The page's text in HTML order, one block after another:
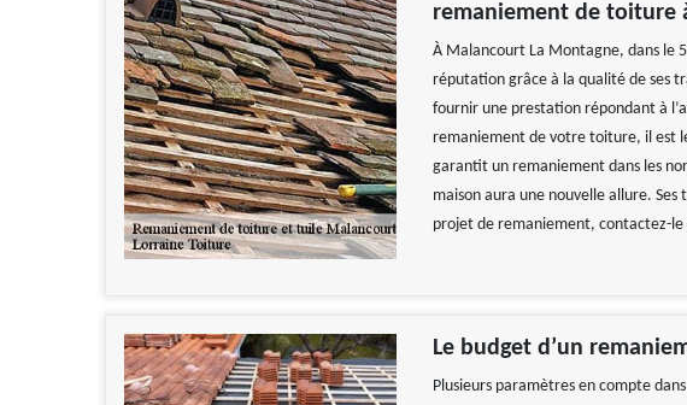
remaniement de toiture
À Malancourt La Montagne, dans le
réputation grâce à la qualité de ses
fournir une prestation répondant à
remaniement de votre toiture, il est
garantit un remaniement dans les
maison aura une nouvelle allure.
projet de remaniement, contactez-
Le budget d’un
Plusieurs paramètres en compte